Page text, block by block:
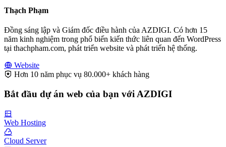
Thạch Phạm
Đồng sáng lập và Giám đốc điều hành của AZDIGI. Có hơn 15
năm kinh nghiệm trong phổ biến kiến thức liên quan đến WordPress
tại thachpham.com, phát triển website và phát triển hệ thống.
Website
Hơn 10 năm phục vụ 80.000+ khách hàng
Bắt đầu dự án web của bạn với AZDIGI
Web Hosting
Cloud Server